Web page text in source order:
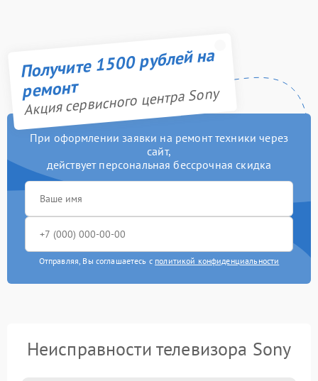
Получите 1500 рублей на
ремонт
Акция сервисного центра Sony
При оформлении заявки на ремонт техники через
сайт,
действует персональная бессрочная скидка
Отправляя, Вы соглашаетесь с политикой конфиденциальности
Неисправности телевизора Sony